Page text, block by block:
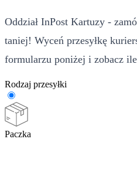
Oddział InPost Kartuzy -
taniej! Wyceń przesyłkę
formularzu poniżej i zobacz
Rodzaj przesyłki
Paczka